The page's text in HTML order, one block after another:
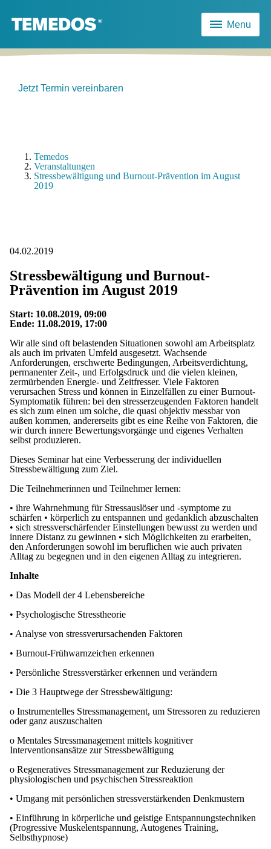
Menu
Jetzt Termin vereinbaren
Temedos
Veranstaltungen
Stressbewältigung und Burnout-Prävention im August
2019
04.02.2019
Stressbewältigung und Burnout-
Prävention im August 2019
Start: 10.08.2019, 09:00
Ende: 11.08.2019, 17:00
Wir alle sind oft belastenden Situationen sowohl am Arbeitsplatz
als auch im privaten Umfeld ausgesetzt. Wachsende
Anforderungen, erschwerte Bedingungen, Arbeitsverdichtung,
permanenter Zeit-, und Erfolgsdruck und die vielen kleinen,
zermürbenden Energie- und Zeitfresser. Viele Faktoren
verursachen Stress und können in Einzelfällen zu einer Burnout-
Symptomatik führen: bei den stresserzeugenden Faktoren handelt
es sich zum einen um solche, die quasi objektiv messbar von
außen kommen, andererseits gibt es eine Reihe von Faktoren, die
wir durch innere Bewertungsvorgänge und eigenes Verhalten
selbst produzieren.
Dieses Seminar hat eine Verbesserung der individuellen
Stressbewältigung zum Ziel.
Die Teilnehmerinnen und Teilnehmer lernen:
• ihre Wahrnehmung für Stressauslöser und -symptome zu
schärfen • körperlich zu entspannen und gedanklich abzuschalten
• sich stressverschärfender Einstellungen bewusst zu werden und
innere Distanz zu gewinnen • sich Möglichkeiten zu erarbeiten,
den Anforderungen sowohl im beruflichen wie auch privaten
Alltag zu begegnen und in den eigenen Alltag zu integrieren.
Inhalte
• Das Modell der 4 Lebensbereiche
• Psychologische Stresstheorie
• Analyse von stressverursachenden Faktoren
• Burnout-Frühwarnzeichen erkennen
• Persönliche Stressverstärker erkennen und verändern
• Die 3 Hauptwege der Stressbewältigung:
o Instrumentelles Stressmanagement, um Stressoren zu reduzieren
oder ganz auszuschalten
o Mentales Stressmanagement mittels kognitiver
Interventionsansätze zur Stressbewältigung
o Regeneratives Stressmanagement zur Reduzierung der
physiologischen und psychischen Stressreaktion
• Umgang mit persönlichen stressverstärkenden Denkmustern
• Einführung in körperliche und geistige Entspannungstechniken
(Progressive Muskelentspannung, Autogenes Training,
Selbsthypnose)